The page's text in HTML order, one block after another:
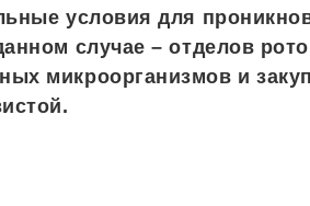
условия для
случае – отделов
микроорганизмов и